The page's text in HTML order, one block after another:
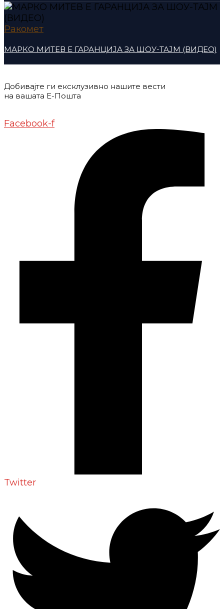
Ракомет
МАРКО МИТЕВ Е ГАРАНЦИЈА ЗА ШОУ-ТАЈМ (ВИДЕО)
Добивајте ги ексклузивно нашите вести
на вашата Е-Пошта
Facebook-f
Twitter